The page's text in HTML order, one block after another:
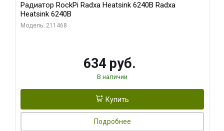
Радиатор RockPi Radxa Heatsink 6240B Radxa
Heatsink 6240B
Модель: 211468
634 руб.
В наличии
Купить
Подробнее